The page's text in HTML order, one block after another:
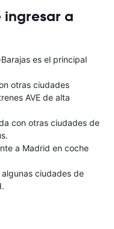
ingresar a
es el principal
otras ciudades
AVE de alta
con otras ciudades de
a Madrid en coche
ciudades de